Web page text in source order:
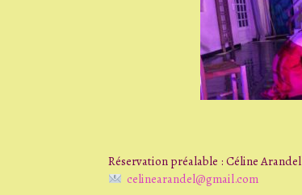
Réservation préalable : Céline Arandel
celinearandel@gmail.com